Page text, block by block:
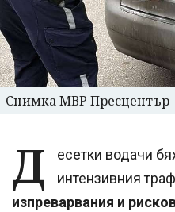
Снимка МВР Пресцентър
Д
есетки водачи
интензивния
изпреварвания и